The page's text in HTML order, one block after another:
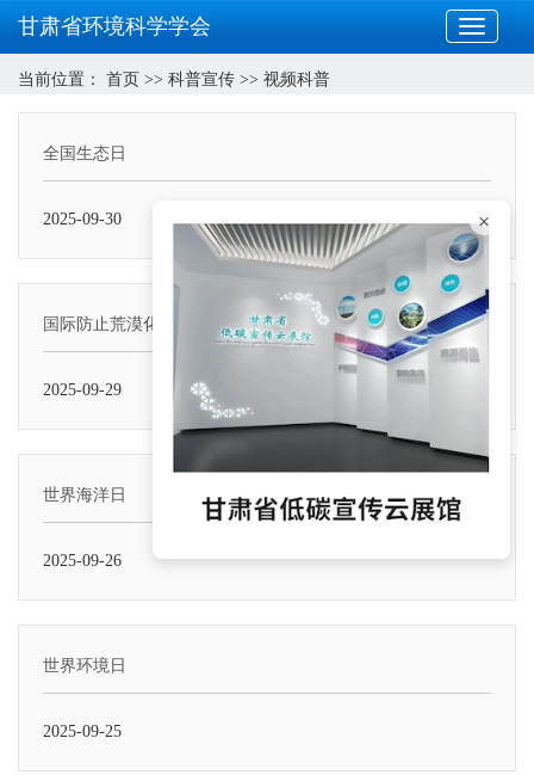
甘肃省环境科学学会
当前位置： 首页 >> 科普宣传 >> 视频科普
全国生态日
2025-09-30
国际防止荒漠化和干旱日
2025-09-29
世界海洋日
2025-09-26
世界环境日
2025-09-25
×